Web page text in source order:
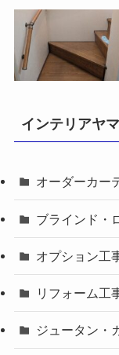
インテリアヤ
オーダーカー
ブラインド・
オプション工
リフォーム工
ジュータン・